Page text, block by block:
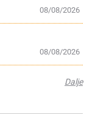
08/08/2026
08/08/2026
Dalje